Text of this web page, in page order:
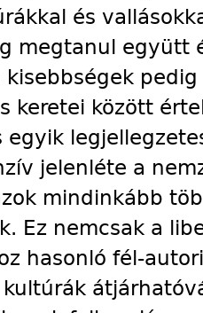
és
megtanul együtt
keretei között
egyik
jelenléte a
mindinkább
Ez nemcsak a
hasonló fél-